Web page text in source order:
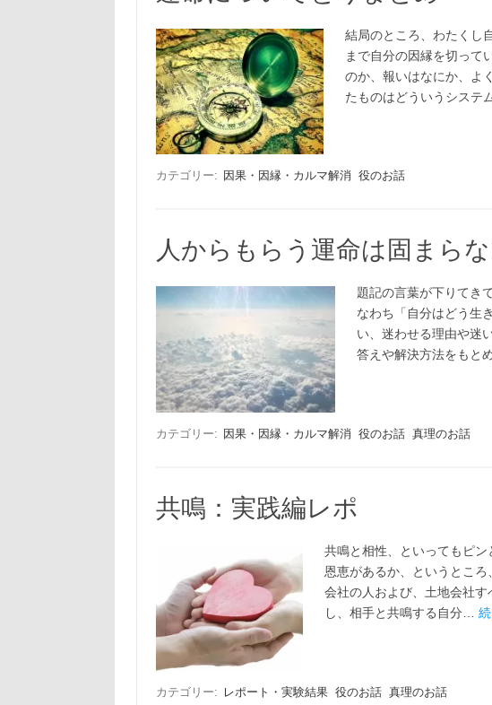
結局のところ、わたくし
まで自分の因縁を切って
のか、報いはなにか、よ
たものはどういうシステ
カテゴリー: 因果・因縁・カルマ解消 役のお話
人からもらう運命は固まら
題記の言葉が下りてき
なわち「自分はどう生
い、迷わせる理由や迷
答えや解決方法をもと
カテゴリー: 因果・因縁・カルマ解消 役のお話 真理のお話
共鳴：実践編レポ
共鳴と相性、といってもピ
恩恵があるか、というところ
会社の人および、土地会社
し、相手と共鳴する自分…
カテゴリー: レポート・実験結果 役のお話 真理のお話